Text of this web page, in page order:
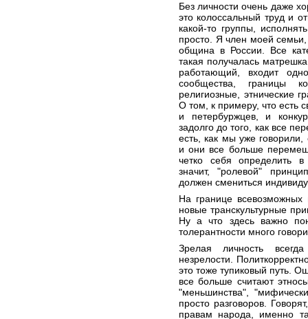
Без личности очень даже
это колоссальный труд и
какой-то группы,
просто. Я член моей
община в России. Все
такая получалась
работающий, входит
сообщества, границы
религиозные, этнические
О том, к примеру, что есть
и петербуржцев, и
задолго до того, как все
есть, как мы уже говорили,
и они все больше
четко себя определить
значит, "ролевой"
должен смениться
На границе
новые транскультурные
Ну а что здесь важно
толерантности много
Зрелая личность
незрелости.
это тоже тупиковый путь.
все больше считают
"меньшинства",
просто разговоров.
правам народа, именно